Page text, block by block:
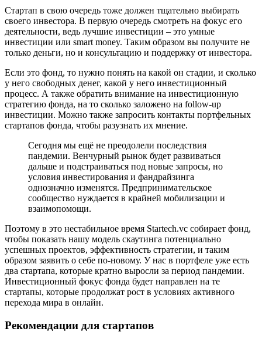
Стартап в свою очередь тоже должен тщательно выбирать
своего инвестора. В первую очередь смотреть на фокус его
деятельности, ведь лучшие инвестиции – это умные
инвестиции или smart money. Таким образом вы получите не
только деньги, но и консультацию и поддержку от инвестора.
Если это фонд, то нужно понять на какой он стадии, и сколько
у него свободных денег, какой у него инвестиционный
процесс. А также обратить внимание на инвестиционную
стратегию фонда, на то сколько заложено на follow-up
инвестиции. Можно также запросить контакты портфельных
стартапов фонда, чтобы разузнать их мнение.
Сегодня мы ещё не преодолели последствия
пандемии. Венчурный рынок будет развиваться
дальше и подстраиваться под новые запросы, но
условия инвестирования и фандрайзинга
однозначно изменятся. Предпринимательское
сообщество нуждается в крайней мобилизации и
взаимопомощи.
Поэтому в это нестабильное время Startech.vc собирает фонд,
чтобы показать нашу модель скаутинга потенциально
успешных проектов, эффективность стратегии, и таким
образом заявить о себе по-новому. У нас в портфеле уже есть
два стартапа, которые кратно выросли за период пандемии.
Инвестиционный фокус фонда будет направлен на те
стартапы, которые продолжат рост в условиях активного
перехода мира в онлайн.
Рекомендации для стартапов